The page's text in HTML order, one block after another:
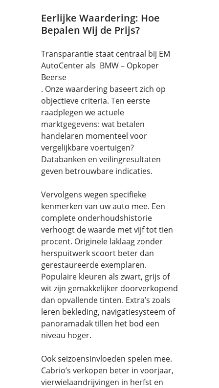
Eerlijke Waardering: Hoe
Bepalen Wij de Prijs?
Transparantie staat centraal bij EM
AutoCenter als BMW – Opkoper
Beerse
. Onze waardering baseert zich op
objectieve criteria. Ten eerste
raadplegen we actuele
marktgegevens: wat betalen
handelaren momenteel voor
vergelijkbare voertuigen?
Databanken en veilingresultaten
geven betrouwbare indicaties.
Vervolgens wegen specifieke
kenmerken van uw auto mee. Een
complete onderhoudshistorie
verhoogt de waarde met vijf tot tien
procent. Originele laklaag zonder
herspuitwerk scoort beter dan
gerestaureerde exemplaren.
Populaire kleuren als zwart, grijs of
wit zijn gemakkelijker doorverkopend
dan opvallende tinten. Extra’s zoals
leren bekleding, navigatiesysteem of
panoramadak tillen het bod een
niveau hoger.
Ook seizoensinvloeden spelen mee.
Cabrio’s verkopen beter in voorjaar,
vierwielaandrijvingen in herfst en